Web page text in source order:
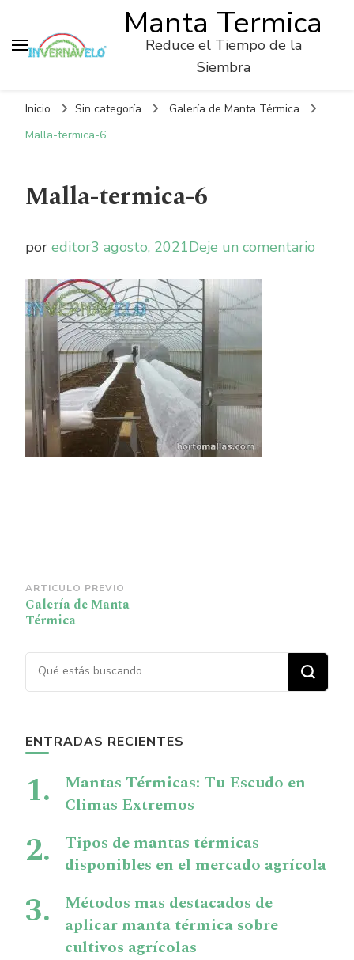
Manta Termica
Reduce el Tiempo de la
Siembra
Inicio Sin categoría
Galería de Manta Térmica
Malla-termica-6
Malla-termica-6
por editor3 agosto, 2021Deje un comentario
Navegación
de
ARTICULO PREVIO
Galería de Manta
Térmica
¿Buscas algo?
ENTRADAS RECIENTES
Mantas Térmicas: Tu Escudo en
Climas Extremos
Tipos de mantas térmicas
disponibles en el mercado agrícola
Métodos mas destacados de
aplicar manta térmica sobre
cultivos agrícolas